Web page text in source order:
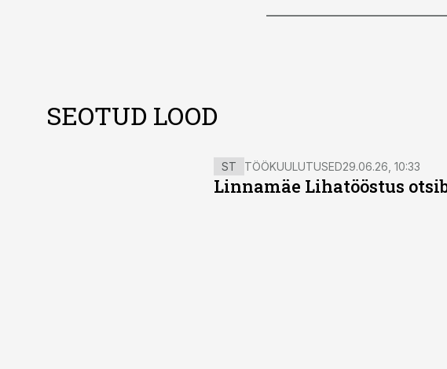
SEOTUD LOOD
ST TÖÖKUULUTUSED29.06.26, 10:33
Linnamäe Lihatööstus